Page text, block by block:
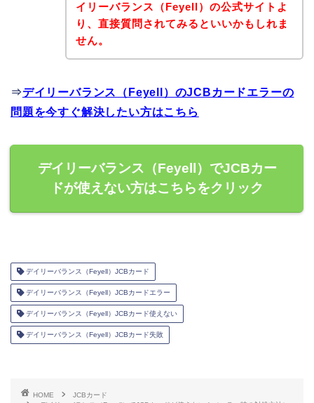
イリーバランス（Feyell）の公式サイトよ
り、直接質問されてみるといいかもしれま
せん。
⇒デイリーバランス（Feyell）のJCBカードエラーの
問題を今すぐ解決したい方はこちら
デイリーバランス（Feyell）でJCBカー
ドが使えない方はこちらをクリック
デイリーバランス（Feyell）JCBカード
デイリーバランス（Feyell）JCBカードエラー
デイリーバランス（Feyell）JCBカード使えない
デイリーバランス（Feyell）JCBカード失敗
HOME
JCBカード